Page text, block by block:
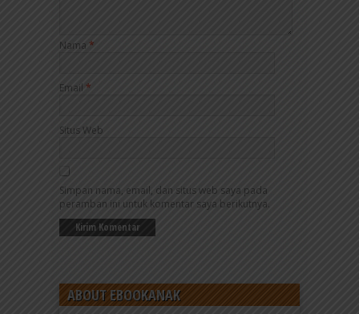
Nama *
Email *
Situs Web
Simpan nama, email, dan situs web saya pada
peramban ini untuk komentar saya berikutnya.
ABOUT EBOOKANAK